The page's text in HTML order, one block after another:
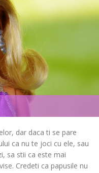
dar daca ti se pare
ca nu te joci cu ele, sau
sa stii ca este mai
Credeti ca papusile nu